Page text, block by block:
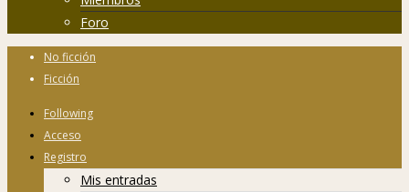
Foro
No ficción
Ficción
Following
Acceso
Registro
Mis entradas